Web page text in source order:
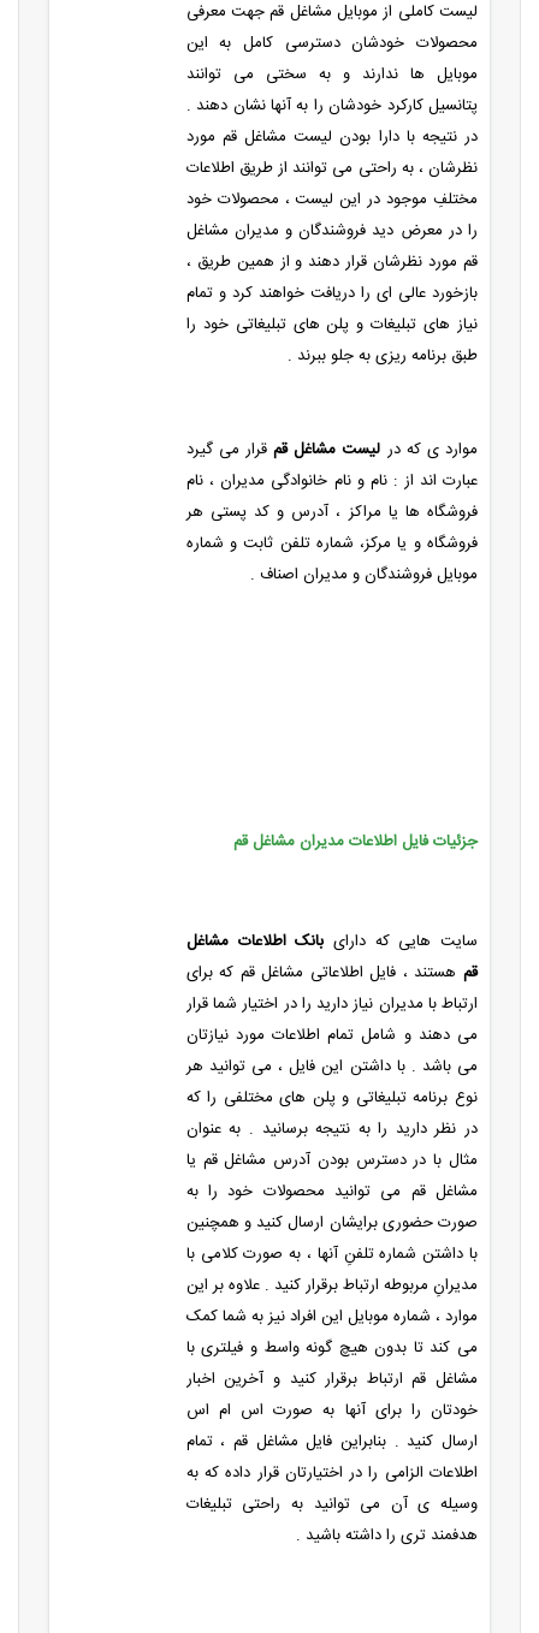
لیست کاملی از موبایل مشاغل قم جهت معرفی
محصولات خودشان دسترسی کامل به این
موبایل ها ندارند و به سختی می توانند
پتانسیل کارکرد خودشان را به آنها نشان دهند .
در نتیجه با دارا بودن لیست مشاغل قم مورد
نظرشان ، به راحتی می توانند از طریق اطلاعات
مختلفِ موجود در این لیست ، محصولات خود
را در معرض دید فروشندگان و مدیران مشاغل
قم مورد نظرشان قرار دهند و از همین طریق ،
بازخورد عالی ای را دریافت خواهند کرد و تمام
نیاز های تبلیغات و پلن های تبلیغاتی خود را
طبق برنامه ریزی به جلو ببرند .
موارد ی که در لیست مشاغل قمقرار می گیرد
عبارت اند از : نام و نام خانوادگی مدیران ، نام
فروشگاه ها یا مراکز ، آدرس و کد پستی هر
فروشگاه و یا مرکز، شماره تلفن ثابت و شماره
موبایل فروشندگان و مدیران اصناف .
جزئیات فایل اطلاعات مدیران مشاغل قم
سایت هایی که دارای بانک اطلاعات مشاغل
قم هستند ، فایل اطلاعاتی مشاغل قم که برای
ارتباط با مدیران نیاز دارید را در اختیار شما قرار
می دهند و شامل تمام اطلاعات مورد نیازتان
می باشد . با داشتن این فایل ، می توانید هر
نوع برنامه تبلیغاتی و پلن های مختلفی را که
در نظر دارید را به نتیجه برسانید . به عنوان
مثال با در دسترس بودن آدرس مشاغل قم یا
مشاغل قم می توانید محصولات خود را به
صورت حضوری برایشان ارسال کنید و همچنین
با داشتن شماره تلفنِ آنها ، به صورت کلامی با
مدیرانِ مربوطه ارتباط برقرار کنید . علاوه بر این
موارد ، شماره موبایل این افراد نیز به شما کمک
می کند تا بدون هیچ گونه واسط و فیلتری با
مشاغل قم ارتباط برقرار کنید و آخرین اخبار
خودتان را برای آنها به صورت اس ام اس
ارسال کنید . بنابراین فایل مشاغل قم ، تمام
اطلاعات الزامی را در اختیارتان قرار داده که به
وسیله ی آن می توانید به راحتی تبلیغات
هدفمند تری را داشته باشید .